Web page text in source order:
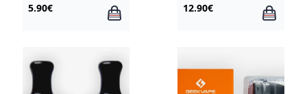
5.90€ 12.90€